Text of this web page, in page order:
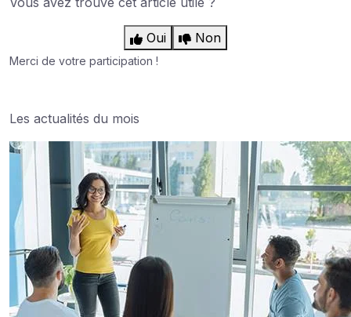
Oui Non
Merci de votre participation !
Les actualités du mois